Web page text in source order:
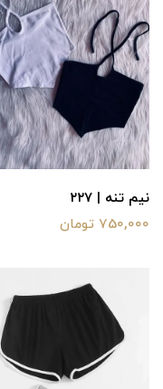
نیم تنه | ۲۲۷
750,000 تومان